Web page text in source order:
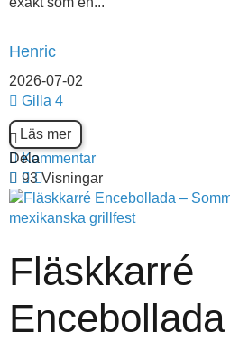
Henric
2026-07-02
Gilla 4
Läs mer
Kommentar
93 Visningar
Dela
Fläskkarré